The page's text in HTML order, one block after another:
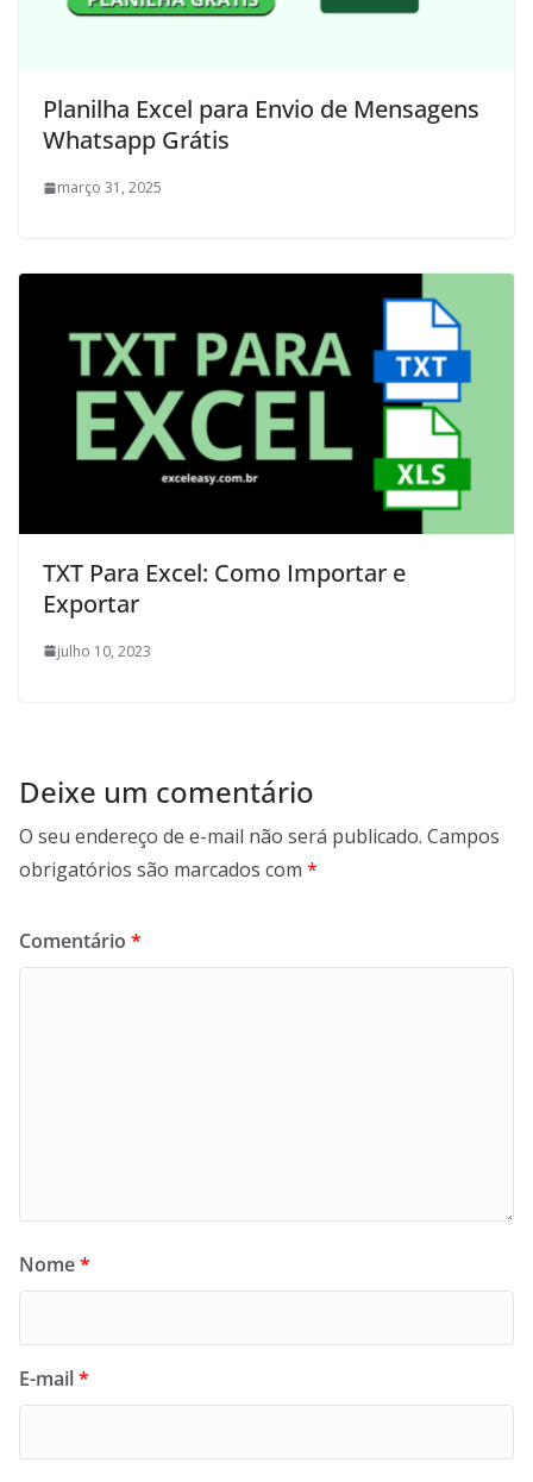
Planilha Excel para Envio de Mensagens
Whatsapp Grátis
março 31, 2025
TXT Para Excel: Como Importar e
Exportar
julho 10, 2023
Deixe um comentário
O seu endereço de e-mail não será publicado. Campos
obrigatórios são marcados com *
Comentário *
Nome*
E-mail*